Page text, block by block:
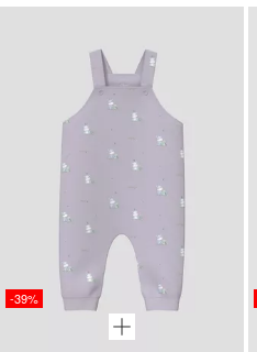
-39%